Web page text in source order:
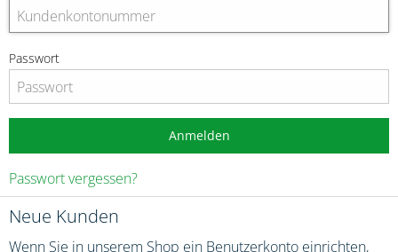
Neue Kunden
Wenn Sie in unserem Shop ein Benutzerkonto einrichten,
Passwort
Anmelden
Passwort vergessen?